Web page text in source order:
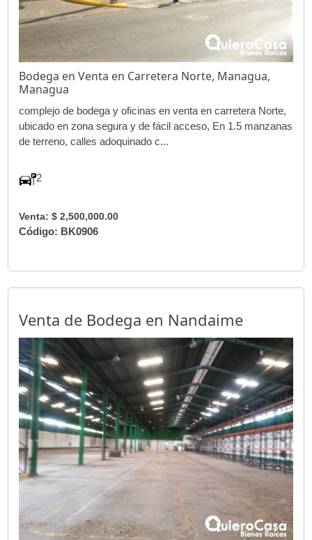
Bodega en Venta en Carretera Norte, Managua,
Managua
complejo de bodega y oficinas en venta en carretera Norte,
ubicado en zona segura y de fácil acceso, En 1.5 manzanas
de terreno, calles adoquinado c...
2
Venta: $ 2,500,000.00
Código: BK0906
Venta de Bodega en Nandaime